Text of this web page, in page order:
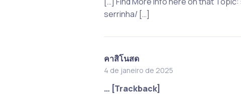
serrinha/ […]
คาสิโนสด
4 de janeiro de 2025
… [Trackback]